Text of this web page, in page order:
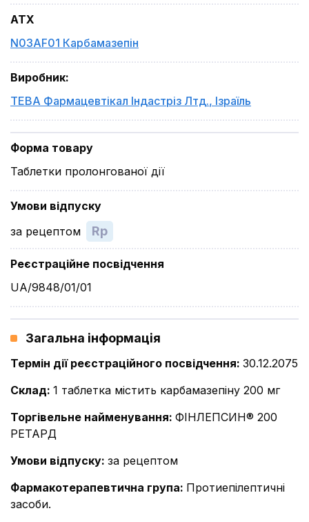
ATX
N03AF01 Карбамазепін
Виробник:
ТЕВА Фармацевтікал Індастріз Лтд., Ізраїль
Форма товару
Таблетки пролонгованої дії
Умови відпуску
за рецептом
Rp
Реєстраційне посвідчення
UA/9848/01/01
Загальна інформація
Термін дії реєстраційного посвідчення: 30.12.2075
Склад: 1 таблетка мiстить карбамазепiну 200 мг
Торгівельне найменування: ФІНЛЕПСИН® 200
РЕТАРД
Умови відпуску: за рецептом
Фармакотерапевтична група: Протиепілептичні
засоби.